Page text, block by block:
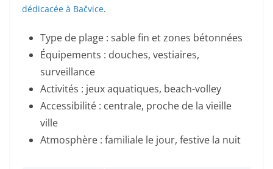
dédicacée à Bačvice.
Type de plage : sable fin et zones bétonnées
Équipements : douches, vestiaires,
surveillance
Activités : jeux aquatiques, beach-volley
Accessibilité : centrale, proche de la vieille
ville
Atmosphère : familiale le jour, festive la nuit